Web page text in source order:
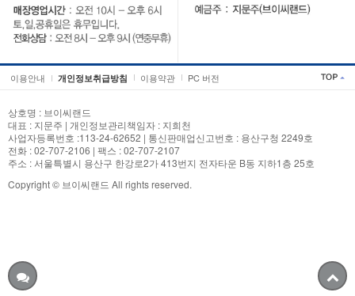
이용안내 개인정보취급방침 이용약관 PC 버전
상호명 : 브이씨랜드
대표 : 지문주 | 개인정보관리책임자 : 지희천
사업자등록번호 :113-24-62652 | 통신판매업신고번호 : 용산구청 2249호
전화 : 02-707-2106 | 팩스 : 02-707-2107
주소 : 서울특별시 용산구 한강로2가 413번지 전자타운 B동 지하1층 25호
Copyright © 브이씨랜드 All rights reserved.